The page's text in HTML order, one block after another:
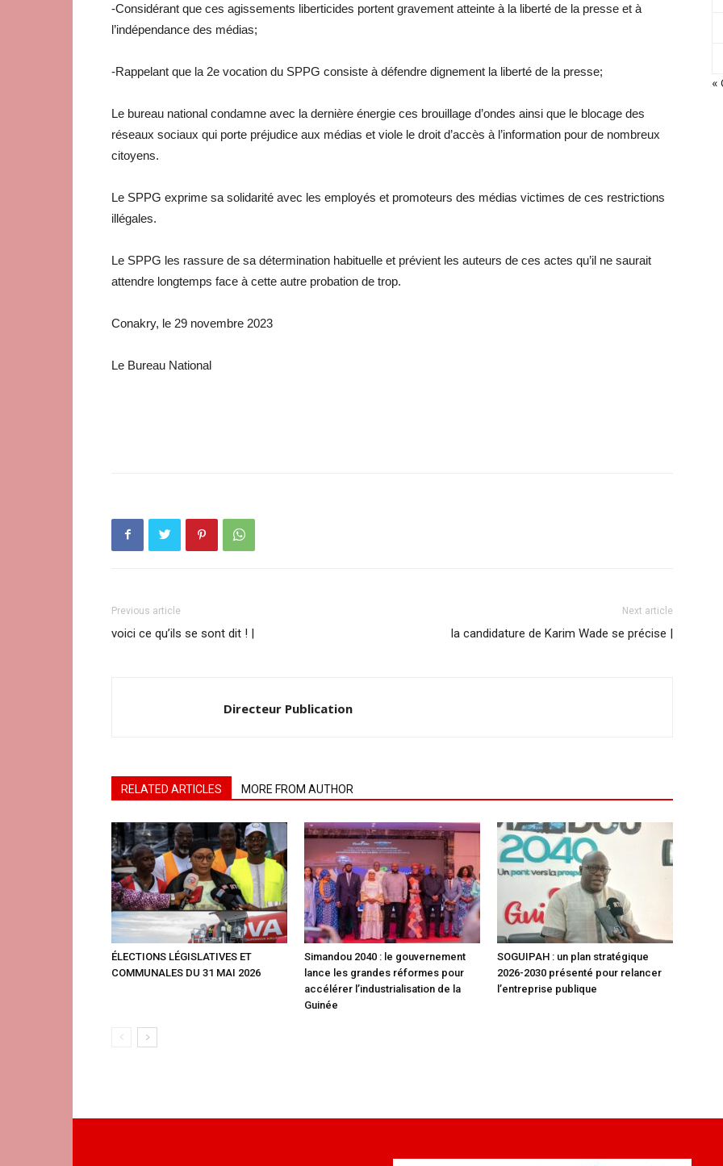
-Considérant que ces agissements liberticides portent gravement atteinte à la liberté de la presse et à
l’indépendance des médias;
-Rappelant que la 2e vocation du SPPG consiste à défendre dignement la liberté de la presse;
Le bureau national condamne avec la dernière énergie ces brouillage d’ondes ainsi que le blocage des
réseaux sociaux qui porte préjudice aux médias et viole le droit d’accès à l’information pour de nombreux
citoyens.
Le SPPG exprime sa solidarité avec les employés et promoteurs des médias victimes de ces restrictions
illégales.
Le SPPG les rassure de sa détermination habituelle et prévient les auteurs de ces actes qu’il ne saurait
attendre longtemps face à cette autre probation de trop.
Conakry, le 29 novembre 2023
Le Bureau National
Previous article
voici ce qu’ils se sont dit ! |
Next article
la candidature de Karim Wade se précise |
Directeur Publication
RELATED ARTICLES MORE FROM AUTHOR
ÉLECTIONS LÉGISLATIVES ET
COMMUNALES DU 31 MAI 2026
Simandou 2040 : le gouvernement
lance les grandes réformes pour
accélérer l’industrialisation de la
Guinée
SOGUIPAH : un plan stratégique
2026-2030 présenté pour relancer
l’entreprise publique
«